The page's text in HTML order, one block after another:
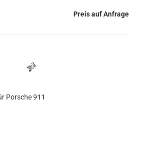
Preis auf Anfrage
Porsche 911